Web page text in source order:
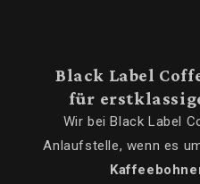
Black Label
für
Wir bei Black Label
Anlaufstelle, wenn es